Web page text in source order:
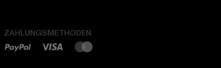
ZAHLUNGSMETHODEN